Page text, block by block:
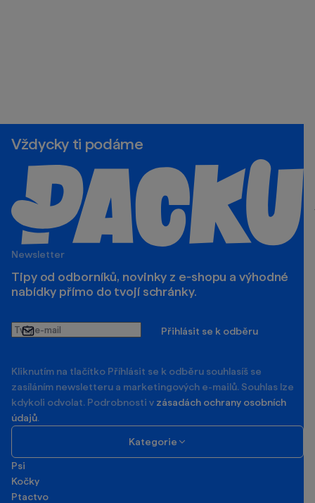
Vždycky ti podáme
Newsletter
Tipy od odborníků, novinky z e‑shopu a výhodné
nabídky přímo do tvojí schránky.
Tvůj
e-
Přihlásit se k odběru
Kliknutím na tlačítko Příhlásit se k odběru souhlasíš se
zasíláním newsletteru a marketingových e-mailů. Souhlas lze
kdykoli odvolat. Podrobnosti v zásadách ochrany osobních
údajů.
Kategorie
Psi
Kočky
Ptactvo